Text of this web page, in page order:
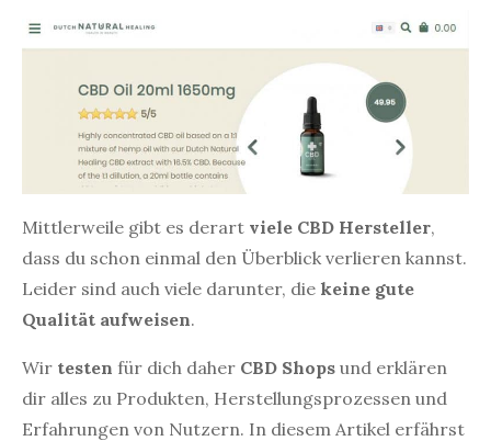
Mittlerweile gibt es derart viele CBD Hersteller,
dass du schon einmal den Überblick verlieren kannst.
Leider sind auch viele darunter, die keine gute
Qualität aufweisen.
Wir testen für dich daher CBD Shops und erklären
dir alles zu Produkten, Herstellungsprozessen und
Erfahrungen von Nutzern. In diesem Artikel erfährst